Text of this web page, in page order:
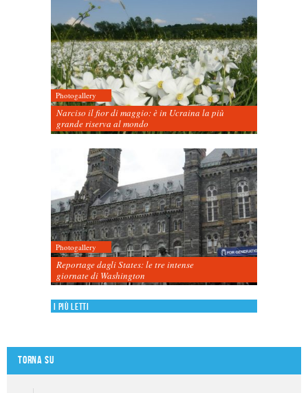
Photogallery
Narciso il fior di maggio: è in Ucraina la più
grande riserva al mondo
Photogallery
Reportage dagli States: le tre intense
giornate di Washington
I più letti
Torna su